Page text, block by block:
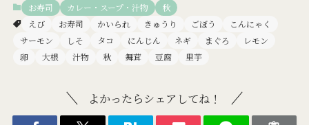
お寿司 カレー・スープ・汁物
秋
えび
お寿司 かいられ きゅうり ごぼう
こんにゃく
サーモン
しそ タコ にんじん ネギ まぐろ
レモン
卵
大根 汁物 秋 舞茸 豆腐 里芋
よかったらシェアしてね！